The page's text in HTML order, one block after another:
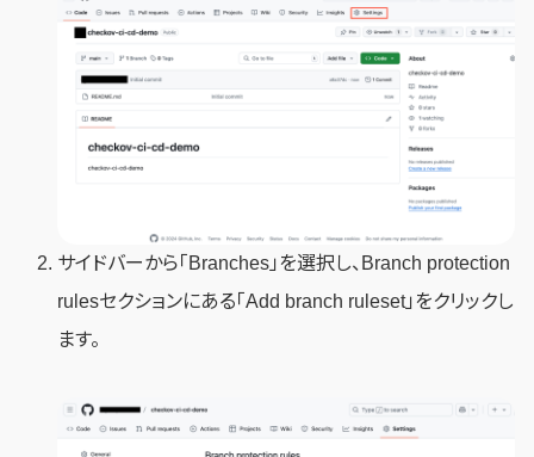
サイドバーから「Branches」を選択し、Branch protection
rulesセクションにある「Add branch ruleset」をクリックし
ます。